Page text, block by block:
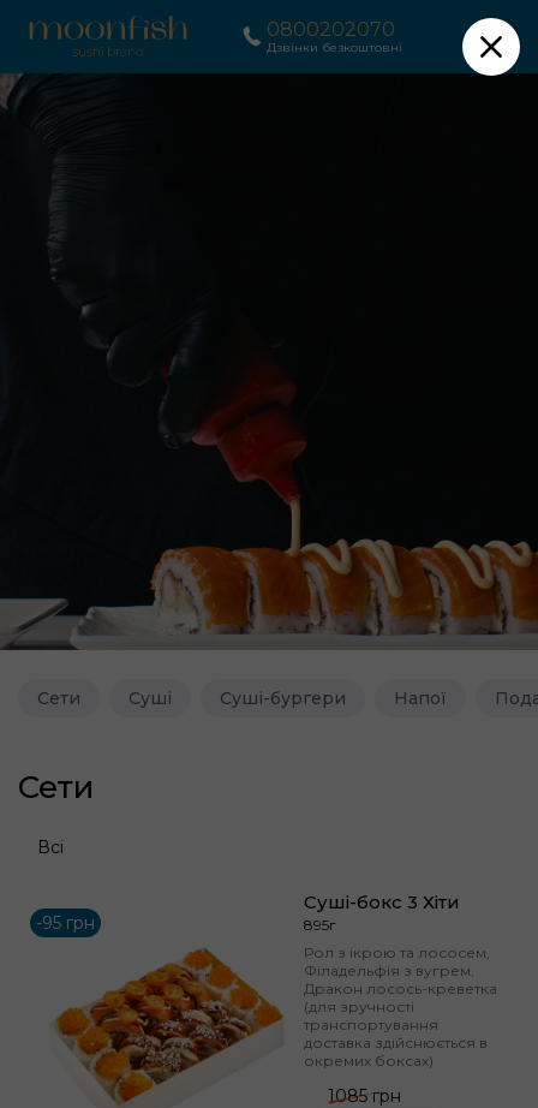
0800202070
Дзвінки безкоштовні
Сети Суші Суші-бургери Напої
Сети
Всі
-95 грн
Суші-бокс 3 Хіти
895г
Рол з ікрою та лососем,
Філадельфія з вугрем,
Дракон лосось-креветка
(для зручності
транспортування
доставка здійснюється в
окремих боксах)
1085 грн